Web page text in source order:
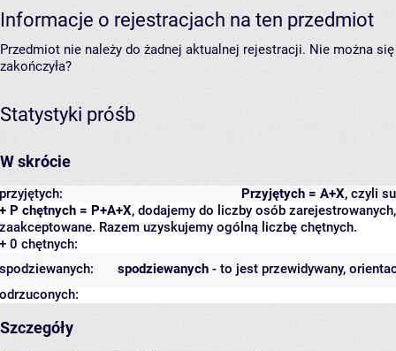
Informacje o rejestracjach na ten przedmiot
Przedmiot nie należy do żadnej aktualnej rejestracji. Nie można
zakończyła?
Statystyki próśb
W skrócie
Przyjętych = A+X, czyli
przyjętych:
+ P chętnych = P+A+X, dodajemy do liczby osób
zaakceptowane. Razem uzyskujemy ogólną liczbę chętnych.
+ 0 chętnych:
spodziewanych - to jest przewidywany,
spodziewanych:
odrzuconych:
Szczegóły